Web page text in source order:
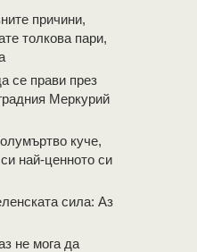
причини,
толкова пари,
се прави през
Меркурий
куче,
най-ценното си
сила: Аз
не мога да